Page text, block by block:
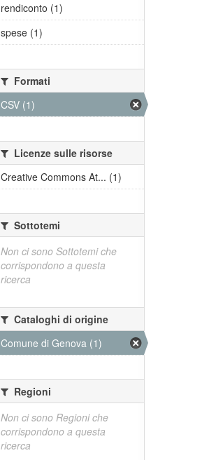
rendiconto (1)
spese (1)
Formati
CSV (1)
Licenze sulle risorse
Creative Commons At... (1)
Sottotemi
Non ci sono Sottotemi che
corrispondono a questa
ricerca
Cataloghi di origine
Comune di Genova (1)
Regioni
Non ci sono Regioni che
corrispondono a questa
ricerca